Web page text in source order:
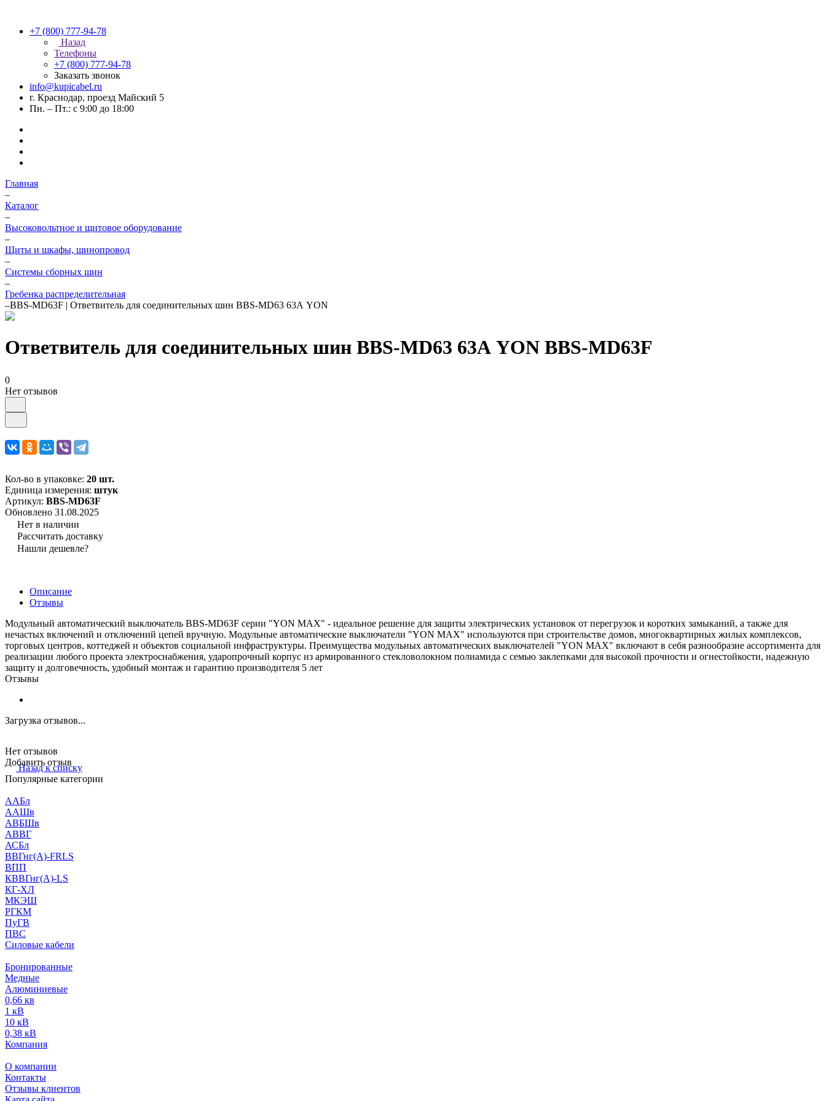
+7 (800) 777-94-78
Назад
Телефоны
+7 (800) 777-94-78
Заказать звонок
info@kupicabel.ru
г. Краснодар, проезд Майский 5
Пн. – Пт.: с 9:00 до 18:00
Главная
–
Каталог
–
Высоковольтное и щитовое оборудование
–
Щиты и шкафы, шинопровод
–
Системы сборных шин
–
Гребенка распределительная
–BBS-MD63F | Ответвитель для соединительных шин BBS-MD63 63А YON
Ответвитель для соединительных шин BBS-MD63 63А YON BBS-MD63F
0
Нет отзывов
Кол-во в упаковке: 20 шт.
Единица измерения: штук
Артикул: BBS-MD63F
Обновлено 31.08.2025
Нет в наличии
Рассчитать доставку
Нашли дешевле?
Описание
Отзывы
Модульный автоматический выключатель BBS-MD63F серии "YON MAX" - идеальное решение для защиты электрических установок от перегрузок и коротких замыканий, а также для
нечастых включений и отключений цепей вручную. Модульные автоматические выключатели "YON MAX" используются при строительстве домов, многоквартирных жилых комплексов,
торговых центров, коттеджей и объектов социальной инфраструктуры. Преимущества модульных автоматических выключателей "YON MAX" включают в себя разнообразие ассортимента для
реализации любого проекта электроснабжения, ударопрочный корпус из армированного стекловолокном полиамида с семью заклепками для высокой прочности и огнестойкости, надежную
защиту и долговечность, удобный монтаж и гарантию производителя 5 лет
Отзывы
Загрузка отзывов...
Нет отзывов
Добавить отзыв
Назад к списку
Популярные категории
ААБл
ААШв
АВБШв
АВВГ
АСБл
ВВГнг(А)-FRLS
ВПП
КВВГнг(А)-LS
КГ-ХЛ
МКЭШ
РГКМ
ПуГВ
ПВС
Силовые кабели
Бронированные
Медные
Алюминиевые
0,66 кв
1 кВ
10 кВ
0,38 кВ
Компания
О компании
Контакты
Отзывы клиентов